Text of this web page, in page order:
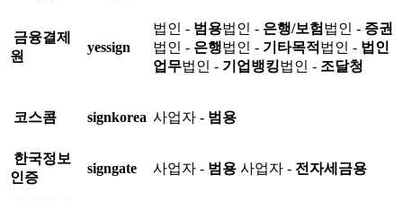
금융결제
원
yessign
법인 - 범용법인 - 은행/보험 법인 - 증권
법인 - 은행법인 - 기타목적 법인 - 법인
업무법인 - 기업뱅킹법인 - 조달청
코스콤 signkorea 사업자 - 범용
한국정보
인증
signgate 사업자 - 범용 사업자 - 전자세금용